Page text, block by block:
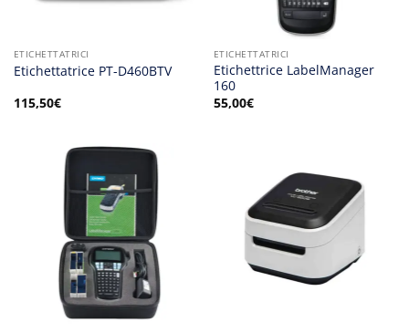
ETICHETTATRICI
Etichettatrice PT-D460BTV
115,50€
ETICHETTATRICI
Etichettrice LabelManager
160
55,00€